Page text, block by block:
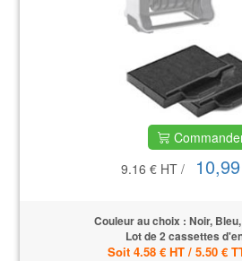
9.16 € HT /
Couleur au choix : Noir,
Lot de 2 cassettes
Soit 4.58 € HT / 5.50 €